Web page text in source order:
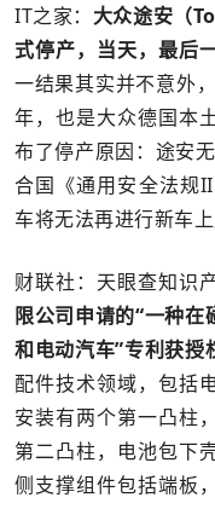
IT之家： 大众途安（
式停产，当天，最后
一结果其实并不意外
年，也是大众德国本
布了停产原因：途安
合国《通用安全法规
车将无法再进行新车上
财联社：天眼查知识
限公司申请的“一种
和电动汽车”专利获授
配件技术领域，包括
安装有两个第一凸柱
第二凸柱，电池包下
侧支撑组件包括端板